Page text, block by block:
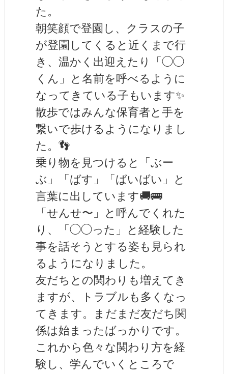
た。
朝笑顔で登園し、クラスの子
が登園してくると近くまで行
き、温かく出迎えたり「◯◯
くん」と名前を呼べるように
なってきている子もいます✨
散歩ではみんな保育者と手を
繋いで歩けるようになりまし
た。👣
乗り物を見つけると「ぶー
ぶ」「ばす」「ばいばい」と
言葉に出しています🚚🚌
「せんせ〜」と呼んでくれた
り、「◯◯った」と経験した
事を話そうとする姿も見られ
るようになりました。
友だちとの関わりも増えてき
ますが、トラブルも多くなっ
てきます。まだまだ友だち関
係は始まったばっかりです。
これから色々な関わり方を経
験し、学んでいくところで